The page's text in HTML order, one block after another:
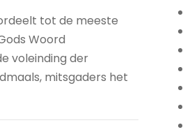
tot de meeste
Woord
voleinding der
mitsgaders het